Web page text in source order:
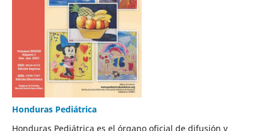
Honduras Pediátrica
Honduras Pediátrica es el órgano oficial de difusión y